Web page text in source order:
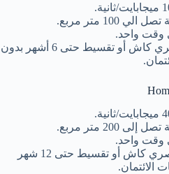
سعر الراوتر 749 جنيه مصري كاش أو تقسيط حتى 6 أشهر بدون
سعر الراوتر 1399 جنيه مصري كاش أو تقسيط حتى 12 شهر
الائتمان.